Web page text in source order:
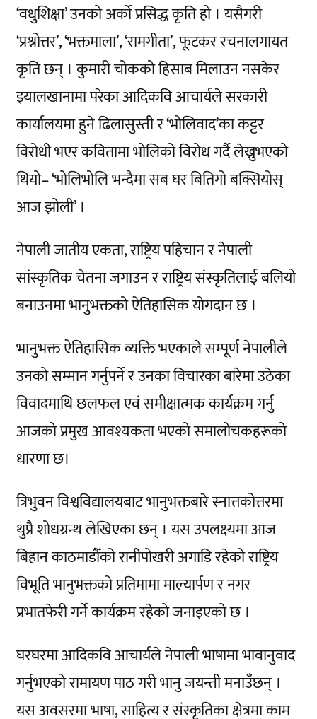
‘वधुशिक्षा’ उनको अर्को प्रसिद्ध कृति हो । यसैगरी
‘प्रश्नोत्तर’, ‘भक्तमाला’, ‘रामगीता’, फूटकर रचनालगायत
कृति छन् । कुमारी चोकको हिसाब मिलाउन नसकेर
झ्यालखानामा परेका आदिकवि आचार्यले सरकारी
कार्यालयमा हुने ढिलासुस्ती र ‘भोलिवाद’का कट्टर
विरोधी भएर कवितामा भोलिको विरोध गर्दै लेख्नुभएको
थियो– ‘भोलिभोलि भन्दैमा सब घर बितिगो बक्सियोस्
आज झोली’ ।
नेपाली जातीय एकता, राष्ट्रिय पहिचान र नेपाली
सांस्कृतिक चेतना जगाउन र राष्ट्रिय संस्कृतिलाई बलियो
बनाउनमा भानुभक्तको ऐतिहासिक योगदान छ ।
भानुभक्त ऐतिहासिक व्यक्ति भएकाले सम्पूर्ण नेपालीले
उनको सम्मान गर्नुपर्ने र उनका विचारका बारेमा उठेका
विवादमाथि छलफल एवं समीक्षात्मक कार्यक्रम गर्नु
आजको प्रमुख आवश्यकता भएको समालोचकहरूको
धारणा छ।
त्रिभुवन विश्वविद्यालयबाट भानुभक्तबारे स्नात्तकोत्तरमा
थुप्रै शोधग्रन्थ लेखिएका छन् । यस उपलक्ष्यमा आज
बिहान काठमाडौँको रानीपोखरी अगाडि रहेको राष्ट्रिय
विभूति भानुभक्तको प्रतिमामा माल्यार्पण र नगर
प्रभातफेरी गर्ने कार्यक्रम रहेको जनाइएको छ ।
घरघरमा आदिकवि आचार्यले नेपाली भाषामा भावानुवाद
गर्नुभएको रामायण पाठ गरी भानु जयन्ती मनाउँछन् ।
यस अवसरमा भाषा, साहित्य र संस्कृतिका क्षेत्रमा काम